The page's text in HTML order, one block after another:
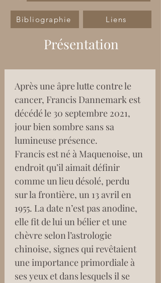
Bibliographie Liens
Présentation
Après une âpre lutte contre le
cancer, Francis Dannemark est
décédé le 30 septembre 2021,
jour bien sombre sans sa
lumineuse présence.
Francis est né à Maquenoise, un
endroit qu’il aimait définir
comme un lieu désolé, perdu
sur la frontière, un 13 avril en
1955. La date n’est pas anodine,
elle fit de lui un bélier et une
chèvre selon l’astrologie
chinoise, signes qui revêtaient
une importance primordiale à
ses yeux et dans lesquels il se